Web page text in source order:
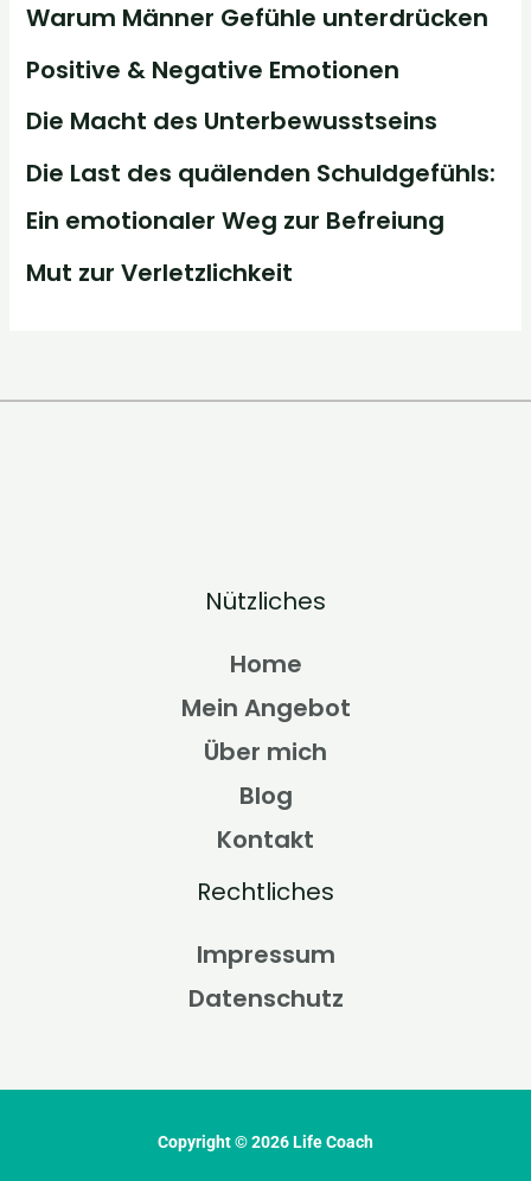
Warum Männer Gefühle unterdrücken
Positive & Negative Emotionen
Die Macht des Unterbewusstseins
Die Last des quälenden Schuldgefühls:
Ein emotionaler Weg zur Befreiung
Mut zur Verletzlichkeit
Nützliches
Home
Mein Angebot
Über mich
Blog
Kontakt
Rechtliches
Impressum
Datenschutz
Copyright © 2026 Life Coach